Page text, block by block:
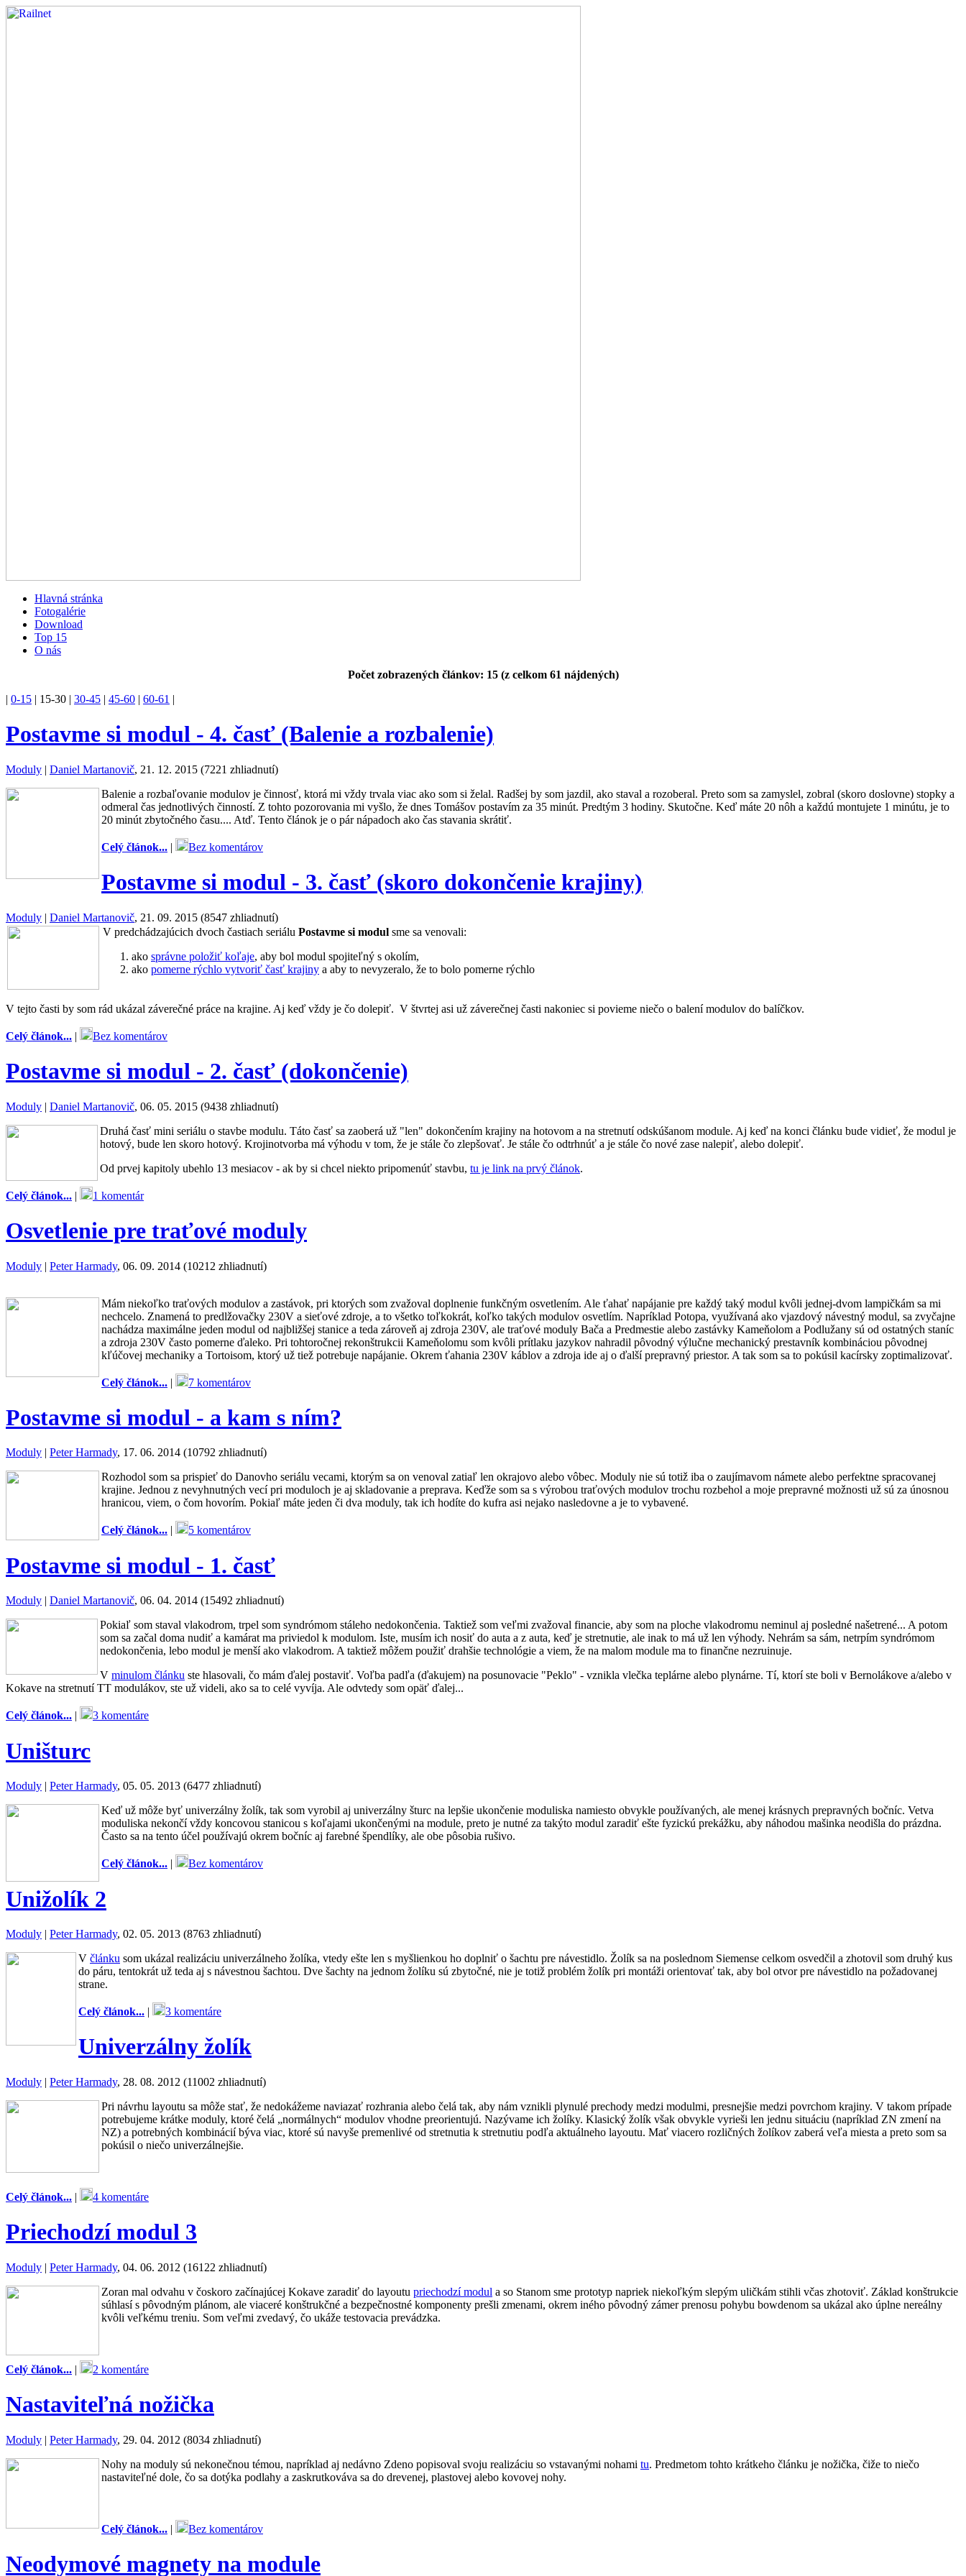
Hlavná stránka
Fotogalérie
Download
Top 15
O nás
Počet zobrazených článkov: 15 (z celkom 61 nájdených)
| 0-15 | 15-30 | 30-45 | 45-60 | 60-61 |
Postavme si modul - 4. časť (Balenie a rozbalenie)
Moduly | Daniel Martanovič, 21. 12. 2015 (7221 zhliadnutí)
Balenie a rozbaľovanie modulov je činnosť, ktorá mi vždy trvala viac ako som si želal. Radšej by som jazdil, ako staval a rozoberal. Preto som sa zamyslel, zobral (skoro doslovne) stopky a
odmeral čas jednotlivých činností. Z tohto pozorovania mi vyšlo, že dnes Tomášov postavím za 35 minút. Predtým 3 hodiny. Skutočne. Keď máte 20 nôh a každú montujete 1 minútu, je to
20 minút zbytočného času.... Atď. Tento článok je o pár nápadoch ako čas stavania skrátiť.
Celý článok... | Bez komentárov
Postavme si modul - 3. časť (skoro dokončenie krajiny)
Moduly | Daniel Martanovič, 21. 09. 2015 (8547 zhliadnutí)
V predchádzajúcich dvoch častiach seriálu Postavme si modul sme sa venovali:
ako správne položiť koľaje, aby bol modul spojiteľný s okolím,
ako pomerne rýchlo vytvoriť časť krajiny a aby to nevyzeralo, že to bolo pomerne rýchlo
V tejto časti by som rád ukázal záverečné práce na krajine. Aj keď vždy je čo dolepiť. V štvrtej asi už záverečnej časti nakoniec si povieme niečo o balení modulov do balíčkov.
Celý článok... | Bez komentárov
Postavme si modul - 2. časť (dokončenie)
Moduly | Daniel Martanovič, 06. 05. 2015 (9438 zhliadnutí)
Druhá časť mini seriálu o stavbe modulu. Táto časť sa zaoberá už "len" dokončením krajiny na hotovom a na stretnutí odskúšanom module. Aj keď na konci článku bude vidieť, že modul je
hotový, bude len skoro hotový. Krojinotvorba má výhodu v tom, že je stále čo zlepšovať. Je stále čo odtrhnúť a je stále čo nové zase nalepiť, alebo dolepiť.
Od prvej kapitoly ubehlo 13 mesiacov - ak by si chcel niekto pripomenúť stavbu, tu je link na prvý článok.
Celý článok... | 1 komentár
Osvetlenie pre traťové moduly
Moduly | Peter Harmady, 06. 09. 2014 (10212 zhliadnutí)
Mám niekoľko traťových modulov a zastávok, pri ktorých som zvažoval doplnenie funkčným osvetlením. Ale ťahať napájanie pre každý taký modul kvôli jednej-dvom lampičkám sa mi
nechcelo. Znamená to predlžovačky 230V a sieťové zdroje, a to všetko toľkokrát, koľko takých modulov osvetlím. Napríklad Potopa, využívaná ako vjazdový návestný modul, sa zvyčajne
nachádza maximálne jeden modul od najbližšej stanice a teda zároveň aj zdroja 230V, ale traťové moduly Bača a Predmestie alebo zastávky Kameňolom a Podlužany sú od ostatných staníc
a zdroja 230V často pomerne ďaleko. Pri tohtoročnej rekonštrukcii Kameňolomu som kvôli prítlaku jazykov nahradil pôvodný výlučne mechanický prestavník kombináciou pôvodnej
kľúčovej mechaniky a Tortoisom, ktorý už tiež potrebuje napájanie. Okrem ťahania 230V káblov a zdroja ide aj o ďalší prepravný priestor. A tak som sa to pokúsil kacírsky zoptimalizovať.
Celý článok... | 7 komentárov
Postavme si modul - a kam s ním?
Moduly | Peter Harmady, 17. 06. 2014 (10792 zhliadnutí)
Rozhodol som sa prispieť do Danovho seriálu vecami, ktorým sa on venoval zatiaľ len okrajovo alebo vôbec. Moduly nie sú totiž iba o zaujímavom námete alebo perfektne spracovanej
krajine. Jednou z nevyhnutných vecí pri moduloch je aj skladovanie a preprava. Keďže som sa s výrobou traťových modulov trochu rozbehol a moje prepravné možnosti už sú za únosnou
hranicou, viem, o čom hovorím. Pokiaľ máte jeden či dva moduly, tak ich hodíte do kufra asi nejako nasledovne a je to vybavené.
Celý článok... | 5 komentárov
Postavme si modul - 1. časť
Moduly | Daniel Martanovič, 06. 04. 2014 (15492 zhliadnutí)
Pokiaľ som staval vlakodrom, trpel som syndrómom stáleho nedokončenia. Taktiež som veľmi zvažoval financie, aby som na ploche vlakodromu neminul aj posledné našetrené... A potom
som sa začal doma nudiť a kamárat ma priviedol k modulom. Iste, musím ich nosiť do auta a z auta, keď je stretnutie, ale inak to má už len výhody. Nehrám sa sám, netrpím syndrómom
nedokončenia, lebo modul je menší ako vlakodrom. A taktiež môžem použiť drahšie technológie a viem, že na malom module ma to finančne nezruinuje.
V minulom článku ste hlasovali, čo mám ďalej postaviť. Voľba padľa (ďakujem) na posunovacie "Peklo" - vznikla vlečka teplárne alebo plynárne. Tí, ktorí ste boli v Bernolákove a/alebo v
Kokave na stretnutí TT modulákov, ste už videli, ako sa to celé vyvíja. Ale odvtedy som opäť ďalej...
Celý článok... | 3 komentáre
Uništurc
Moduly | Peter Harmady, 05. 05. 2013 (6477 zhliadnutí)
Keď už môže byť univerzálny žolík, tak som vyrobil aj univerzálny šturc na lepšie ukončenie moduliska namiesto obvykle používaných, ale menej krásnych prepravných bočníc. Vetva
moduliska nekončí vždy koncovou stanicou s koľajami ukončenými na module, preto je nutné za takýto modul zaradiť ešte fyzickú prekážku, aby náhodou mašinka neodišla do prázdna.
Často sa na tento účel používajú okrem bočníc aj farebné špendlíky, ale obe pôsobia rušivo.
Celý článok... | Bez komentárov
Unižolík 2
Moduly | Peter Harmady, 02. 05. 2013 (8763 zhliadnutí)
V článku som ukázal realizáciu univerzálneho žolíka, vtedy ešte len s myšlienkou ho doplniť o šachtu pre návestidlo. Žolík sa na poslednom Siemense celkom osvedčil a zhotovil som druhý kus
do páru, tentokrát už teda aj s návestnou šachtou. Dve šachty na jednom žolíku sú zbytočné, nie je totiž problém žolík pri montáži orientovať tak, aby bol otvor pre návestidlo na požadovanej
strane.
Celý článok... | 3 komentáre
Univerzálny žolík
Moduly | Peter Harmady, 28. 08. 2012 (11002 zhliadnutí)
Pri návrhu layoutu sa môže stať, že nedokážeme naviazať rozhrania alebo čelá tak, aby nám vznikli plynulé prechody medzi modulmi, presnejšie medzi povrchom krajiny. V takom prípade
potrebujeme krátke moduly, ktoré čelá „normálnych“ modulov vhodne preorientujú. Nazývame ich žolíky. Klasický žolík však obvykle vyrieši len jednu situáciu (napríklad ZN zmení na
NZ) a potrebných kombinácií býva viac, ktoré sú navyše premenlivé od stretnutia k stretnutiu podľa aktuálneho layoutu. Mať viacero rozličných žolíkov zaberá veľa miesta a preto som sa
pokúsil o niečo univerzálnejšie.
Celý článok... | 4 komentáre
Priechodzí modul 3
Moduly | Peter Harmady, 04. 06. 2012 (16122 zhliadnutí)
Zoran mal odvahu v čoskoro začínajúcej Kokave zaradiť do layoutu priechodzí modul a so Stanom sme prototyp napriek niekoľkým slepým uličkám stihli včas zhotoviť. Základ konštrukcie
súhlasí s pôvodným plánom, ale viaceré konštrukčné a bezpečnostné komponenty prešli zmenami, okrem iného pôvodný zámer prenosu pohybu bowdenom sa ukázal ako úplne nereálny
kvôli veľkému treniu. Som veľmi zvedavý, čo ukáže testovacia prevádzka.
Celý článok... | 2 komentáre
Nastaviteľná nožička
Moduly | Peter Harmady, 29. 04. 2012 (8034 zhliadnutí)
Nohy na moduly sú nekonečnou témou, napríklad aj nedávno Zdeno popisoval svoju realizáciu so vstavanými nohami tu. Predmetom tohto krátkeho článku je nožička, čiže to niečo
nastaviteľné dole, čo sa dotýka podlahy a zaskrutkováva sa do drevenej, plastovej alebo kovovej nohy.
Celý článok... | Bez komentárov
Neodymové magnety na module